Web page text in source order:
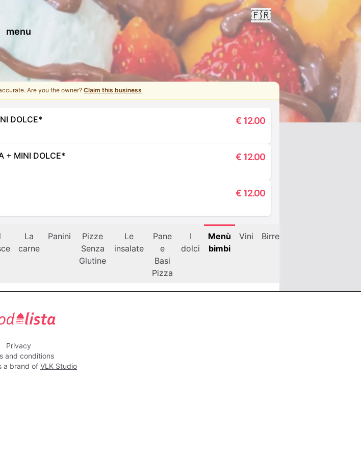
🇫🇷
menu
Are you the owner? Claim this business
DOLCE* € 12.00
+ MINI DOLCE* € 12.00
€ 12.00
La
carne
Panini
Pizze
Senza
Glutine
Le
insalate
Pane
e
Basi
Pizza
I
dolci
Menù
bimbi
Vini Birre
Privacy
and conditions
a brand of VLK Studio